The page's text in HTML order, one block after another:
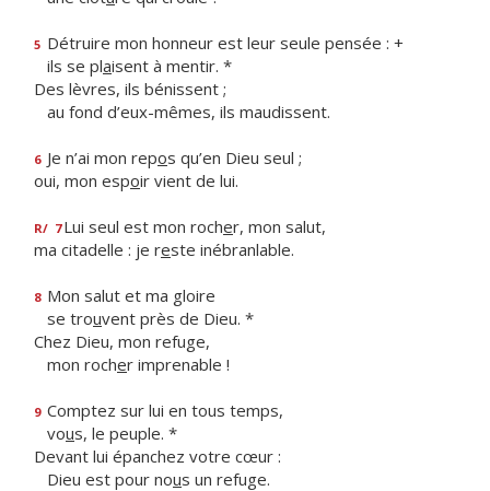
5 Détruire mon honneur est leur seule pensée : +
ils se plaisent à mentir. *
Des lèvres, ils bénissent ;
au fond d’eux-mêmes, ils maudissent.
6 Je n’ai mon repos qu’en Dieu seul ;
oui, mon espoir vient de lui.
R/ 7 Lui seul est mon rocher, mon salut,
ma citadelle : je reste inébranlable.
8 Mon salut et ma gloire
se trouvent près de Dieu. *
Chez Dieu, mon refuge,
mon rocher imprenable !
9 Comptez sur lui en tous temps,
vous, le peuple. *
Devant lui épanchez votre cœur :
Dieu est pour nous un refuge.